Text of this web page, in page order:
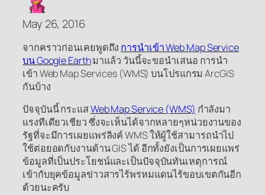
May 26, 2016
จากคราวก่อนเคยพูดถึง การนำเข้า Web Map Service
บน Google Earthมาแล้ว วันนี้จะขอนำเสนอ การนำ
เข้า Web Map Services (WMS) บนโปรแกรม ArcGIS
กันบ้าง
ปัจจุบันนี้ กระแสWeb Map Service (WMS) กำลังมา
แรงทีเดียวเชียว ซึ่งจะเห็นได้จากหลายๆหน่วยงานของ
รัฐที่จะมีการเผยแพร่ลิงค์ WMS ให้ผู้ใช้สามารถนำไป
ใช้ต่อยอดกับงานด้าน GIS ได้ อีกทั้งยังเป็นการเผยแพร่
ข้อมูลที่เป็นประโยชน์และเป็นปัจจุบันทันเหตุการณ์
เข้ากับยุคข้อมูลข่าวสารไร้พรหมแดนไร้ขอบเขตกันอีก
ด้วยนะครับ